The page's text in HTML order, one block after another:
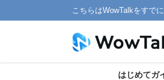
こちらはWowTalkをすで
はじめてガ